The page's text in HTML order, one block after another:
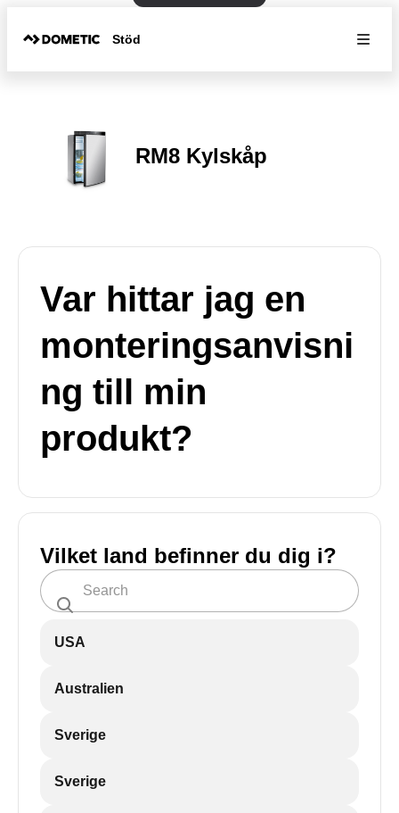
Stöd
RM8 Kylskåp
Var hittar jag en
monteringsanvisni
ng till min
produkt?
Vilket land befinner du dig i?
USA
Australien
Sverige
Sverige